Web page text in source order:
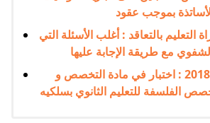
بموجب عقود
التعليم بالتعاقد : أغلب الأسئلة التي
مع طريقة الإجابة عليها
مباراة التعاقد 2018 : اختبار في مادة التخصص و
الفلسفة للتعليم الثانوي بسلكيه